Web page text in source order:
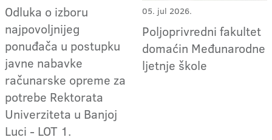
Odluka o izboru
najpovoljnijeg
ponuđača u postupku
javne nabavke
računarske opreme za
potrebe Rektorata
Univerziteta u Banjoj
Luci - LOT 1.
05. jul 2026.
Poljoprivredni fakultet
domaćin Međunarodne
ljetnje škole